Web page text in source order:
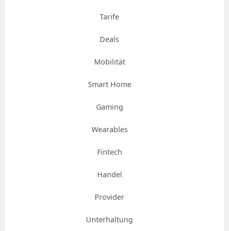
Tarife
Deals
Mobilität
Smart Home
Gaming
Wearables
Fintech
Handel
Provider
Unterhaltung